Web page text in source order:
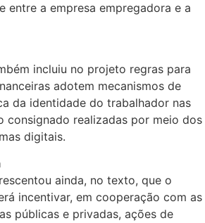
entre a empresa empregadora e a
incluiu no projeto regras para
adotem mecanismos de
da identidade do trabalhador nas
consignado realizadas por meio dos
digitais.
ainda, no texto, que o
incentivar, em cooperação com as
públicas e privadas, ações de